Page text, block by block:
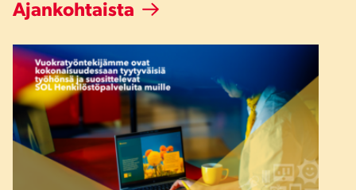
Ajankohtaista